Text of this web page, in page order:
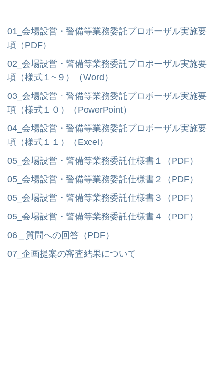
01_会場設営・警備等業務委託プロポーザル実施要
項（PDF）
02_会場設営・警備等業務委託プロポーザル実施要
項（様式１~９）（Word）
03_会場設営・警備等業務委託プロポーザル実施要
項（様式１０）（PowerPoint）
04_会場設営・警備等業務委託プロポーザル実施要
項（様式１１）（Excel）
05_会場設営・警備等業務委託仕様書１（PDF）
05_会場設営・警備等業務委託仕様書２（PDF）
05_会場設営・警備等業務委託仕様書３（PDF）
05_会場設営・警備等業務委託仕様書４（PDF）
06＿質問への回答（PDF）
07_企画提案の審査結果について